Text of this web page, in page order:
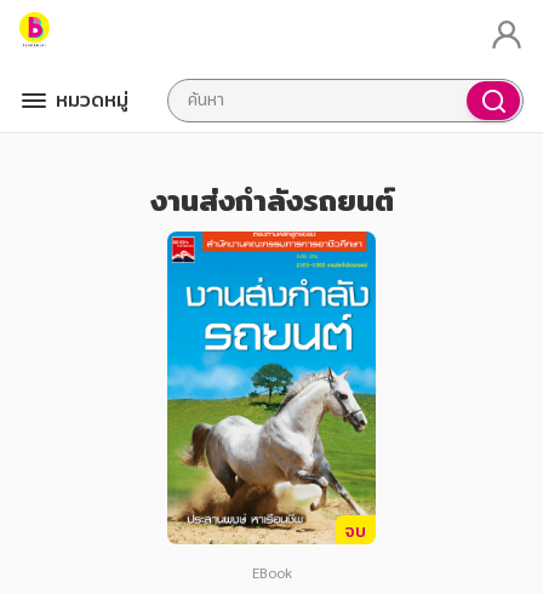
หมวดหมู่
งานส่งกำลังรถยนต์
จบ
EBook